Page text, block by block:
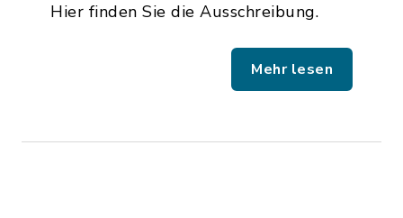
Hier finden Sie die Ausschreibung.
Mehr lesen